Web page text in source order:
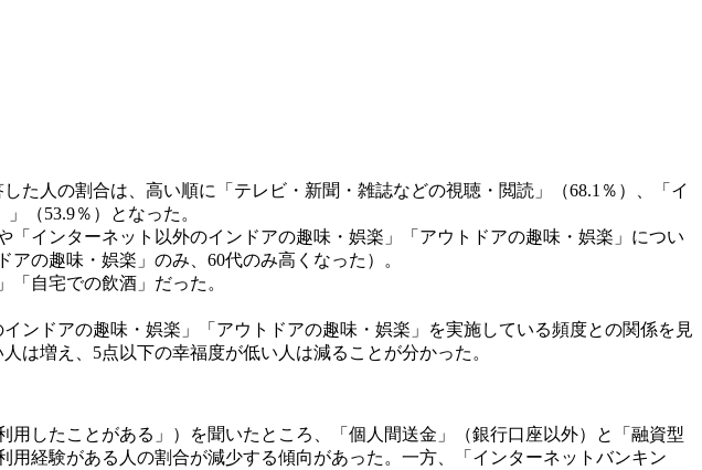
た人の割合は、高い順に「テレビ・新聞・雑誌などの視聴・閲読」（68.1％）、「イ
（53.9％）となった。
インターネット以外のインドアの趣味・娯楽」「アウトドアの趣味・娯楽」につい
の趣味・娯楽」のみ、60代のみ高くなった）。
自宅での飲酒」だった。
ンドアの趣味・娯楽」「アウトドアの趣味・娯楽」を実施している頻度との関係を見
は増え、5点以下の幸福度が低い人は減ることが分かった。
したことがある」）を聞いたところ、「個人間送金」（銀行口座以外）と「融資型
経験がある人の割合が減少する傾向があった。一方、「インターネットバンキン